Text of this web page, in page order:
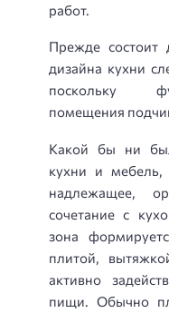
работ.
Прежде состоит
дизайна кухни
поскольку
помещения
Какой бы ни
кухни и мебель,
надлежащее,
сочетание с
зона
плитой,
активно
пищи. Обычно